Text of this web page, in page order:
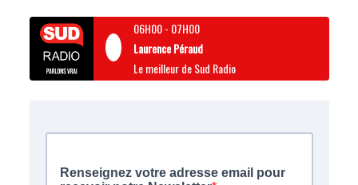
06H00- 07H00
Laurence Péraud
Le meilleur de Sud Radio